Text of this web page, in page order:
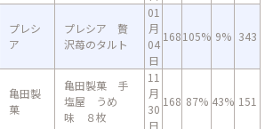
プレシ
ア
プレシア 贅
沢苺のタルト
01
月
04
日
168105% 9% 343
亀田製
菓
亀田製菓 手
塩屋 うめ
味 ８枚
11
月
30
日
168 87% 43% 151